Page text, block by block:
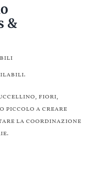
&
uccellino, fiori,
piccolo a creare
la coordinazione